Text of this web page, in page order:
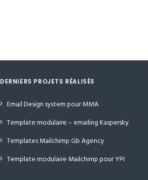
DERNIERS PROJETS RÉALISÉS
Email Design system pour MMA
Template modulaire – emailing Kaspersky
Templates Mailchimp Gb Agency
Template modulaire Mailchimp pour YPI